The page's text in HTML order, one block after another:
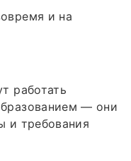
и на
работать
— они
и требования